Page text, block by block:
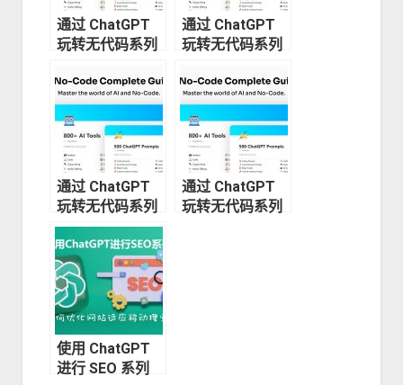
通过 ChatGPT
玩转无代码系列
码SEO
通过 ChatGPT
玩转无代码系列
和构建网站
通过 ChatGPT
玩转无代码系列
（二）—— 设计
和构建 App
通过 ChatGPT
玩转无代码系列
使用 ChatGPT
进行 SEO 系列